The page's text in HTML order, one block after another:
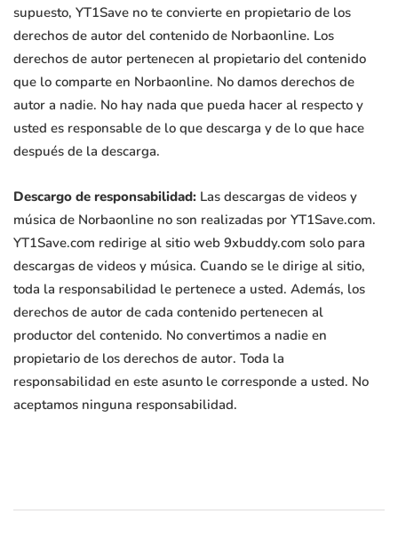
supuesto, YT1Save no te convierte en propietario de los
derechos de autor del contenido de Norbaonline. Los
derechos de autor pertenecen al propietario del contenido
que lo comparte en Norbaonline. No damos derechos de
autor a nadie. No hay nada que pueda hacer al respecto y
usted es responsable de lo que descarga y de lo que hace
después de la descarga.
Descargo de responsabilidad: Las descargas de videos y
música de Norbaonline no son realizadas por YT1Save.com.
YT1Save.com redirige al sitio web 9xbuddy.com solo para
descargas de videos y música. Cuando se le dirige al sitio,
toda la responsabilidad le pertenece a usted. Además, los
derechos de autor de cada contenido pertenecen al
productor del contenido. No convertimos a nadie en
propietario de los derechos de autor. Toda la
responsabilidad en este asunto le corresponde a usted. No
aceptamos ninguna responsabilidad.